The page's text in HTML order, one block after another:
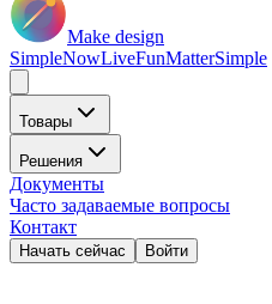
Make design
SimpleNowLiveFunMatterSimple
Товары
Решения
Документы
Часто задаваемые вопросы
Контакт
Начать сейчас Войти